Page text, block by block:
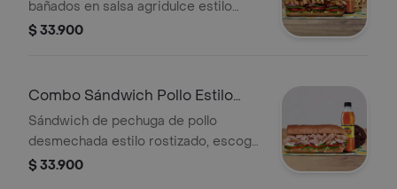
bañados en salsa agridulce estilo
teriyaki. Pídelo con tus vegetales
bebida más acompañamiento
$ 33.900
Combo Sándwich Pollo Estilo
Rostizado 15 Cm
Sándwich de pechuga de pollo
desmechada estilo rostizado, escoge
el pan, queso, vegetales y salsas que
$ 33.900